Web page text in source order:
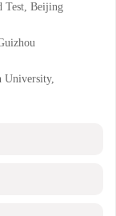
Test, Beijing
University,